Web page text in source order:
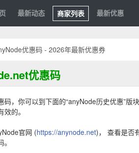
最新动态 商家列表 最新优惠
优惠码 - 2026年最新优惠券
优惠码
码，你可以到下面的“anyNode历史优惠”版
的。
官网 (https://anynode.net)， 查看是否